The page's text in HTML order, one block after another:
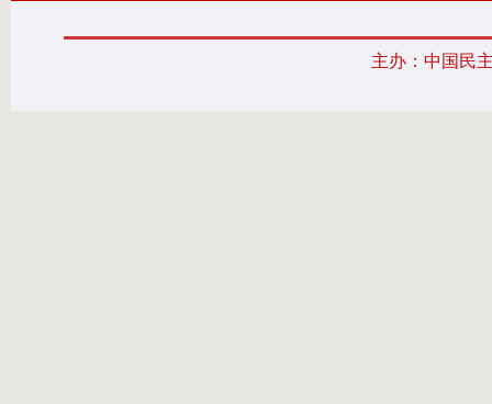
主办：中国民